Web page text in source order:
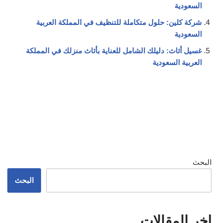
السعودية
شركة كلين: حلول متكاملة للتنظيف في المملكة العربية
السعودية
غسيل أثاث: دليلك الشامل للعناية بأثاث منزلك في المملكة
العربية السعودية
البحث
البحث